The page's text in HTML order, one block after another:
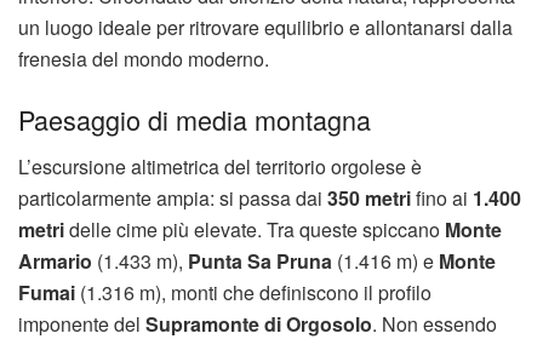
un luogo ideale per ritrovare equilibrio e allontanarsi dalla
frenesia del mondo moderno.
Paesaggio di media montagna
L’escursione altimetrica del territorio orgolese è
particolarmente ampia: si passa dai 350 metrifino ai 1.400
metridelle cime più elevate. Tra queste spiccano Monte
Armario (1.433 m), Punta Sa Pruna (1.416 m) e Monte
Fumai (1.316 m), monti che definiscono il profilo
imponente del Supramonte di Orgosolo. Non essendo